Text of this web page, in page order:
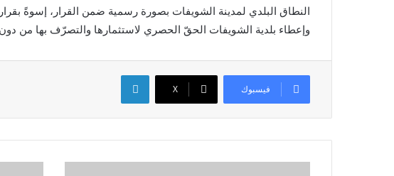
وإعطاء بلدية الشويفات الحقّ الحصري لاستثمارها والتصرّف بها من
فيسبوك X
لينكدإن